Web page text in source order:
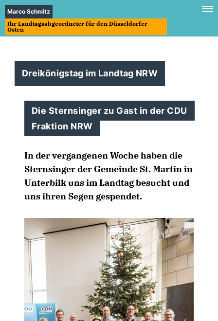
Marco Schmitz
Ihr Landtagsabgeordneter für den Düsseldorfer
Osten
Dreikönigstag im Landtag NRW
Die Sternsinger zu Gast in der CDU
Fraktion NRW
In der vergangenen Woche haben die
Sternsinger der Gemeinde St. Martin in
Unterbilk uns im Landtag besucht und
uns ihren Segen gespendet.